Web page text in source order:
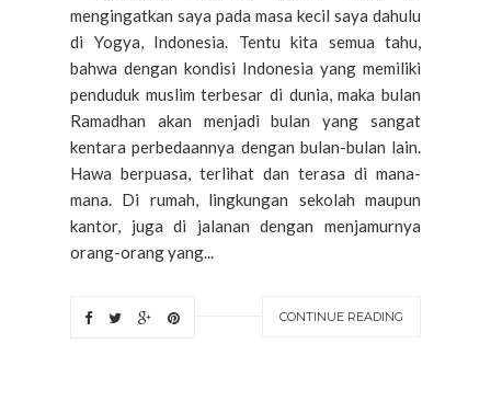
mengingatkan saya pada masa kecil saya dahulu
di Yogya, Indonesia. Tentu kita semua tahu,
bahwa dengan kondisi Indonesia yang memiliki
penduduk muslim terbesar di dunia, maka bulan
Ramadhan akan menjadi bulan yang sangat
kentara perbedaannya dengan bulan-bulan lain.
Hawa berpuasa, terlihat dan terasa di mana-
mana. Di rumah, lingkungan sekolah maupun
kantor, juga di jalanan dengan menjamurnya
orang-orang yang...
CONTINUE READING